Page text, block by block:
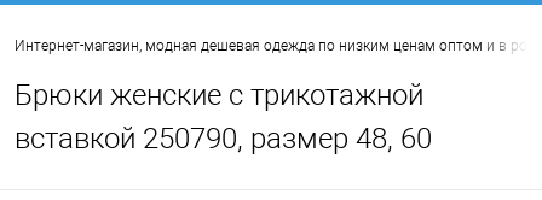
Интернет-магазин, модная дешевая одежда по низким ценам оптом и в
Брюки женские с трикотажной
вставкой 250790, размер 48, 60